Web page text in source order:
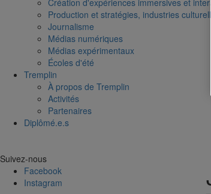
Création d'expériences immersives et
Production et stratégies, industries
Journalisme
Médias numériques
Médias expérimentaux
Écoles d'été
Tremplin
À propos de Tremplin
Activités
Partenaires
Diplômé.e.s
Suivez-nous
Facebook
Instagram